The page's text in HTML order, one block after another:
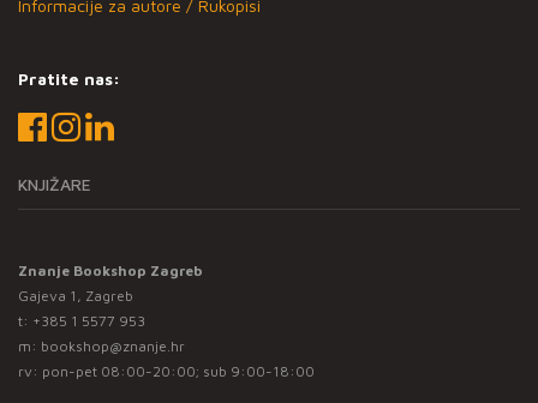
Informacije za autore / Rukopisi
Pratite nas:
KNJIŽARE
Znanje Bookshop Zagreb
Gajeva 1, Zagreb
t: +385 1 5577 953
m: bookshop@znanje.hr
rv: pon-pet 08:00-20:00; sub 9:00-18:00